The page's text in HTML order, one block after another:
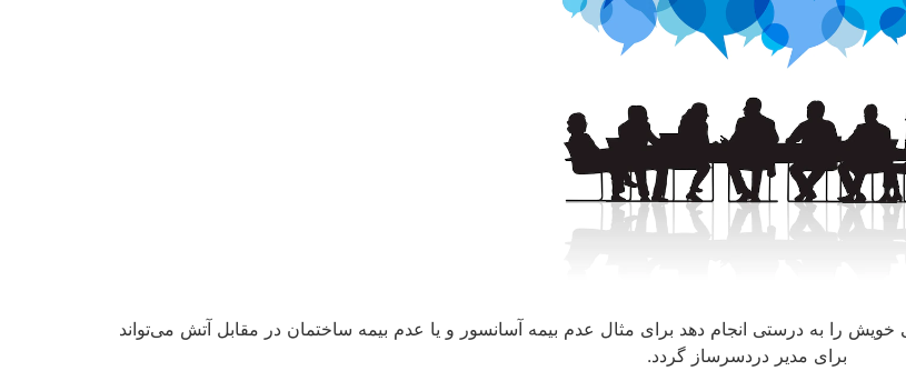
خویش را به درستی انجام دهد برای مثال عدم بیمه آسانسور و یا عدم بیمه ساختمان در مقابل آتش می‌تواند
برای مدیر دردسرساز گردد.